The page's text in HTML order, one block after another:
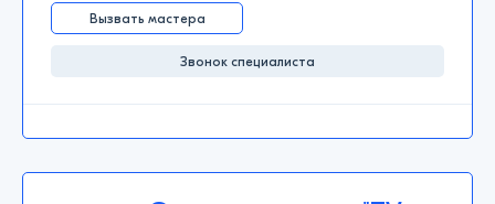
Вызвать мастера
Звонок специалиста